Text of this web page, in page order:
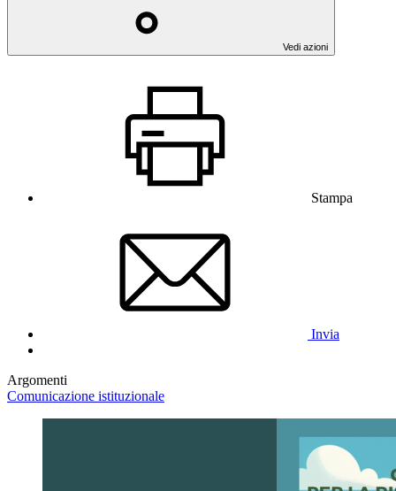
Vedi azioni
Stampa
Invia
Argomenti
Comunicazione istituzionale